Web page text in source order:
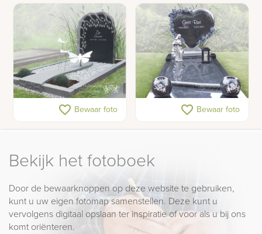
Gedenkteken met
favorite_border Bewaar foto
Grafsteen met hart en
favorite_border Bewaar foto
Bekijk het fotoboek
Door de bewaarknoppen op deze website te gebruiken,
kunt u uw eigen fotomap samenstellen. Deze kunt u
vervolgens digitaal opslaan ter inspiratie of voor als u bij ons
komt oriënteren.